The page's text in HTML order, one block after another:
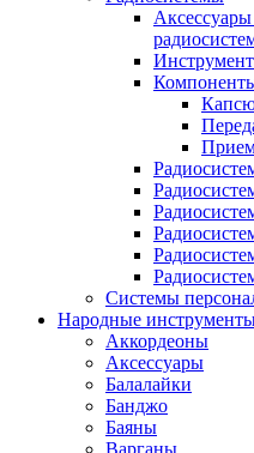
Системы
Народные
Аккордеоны
Аксессуары
Балалайки
Банджо
Баяны
Варганы